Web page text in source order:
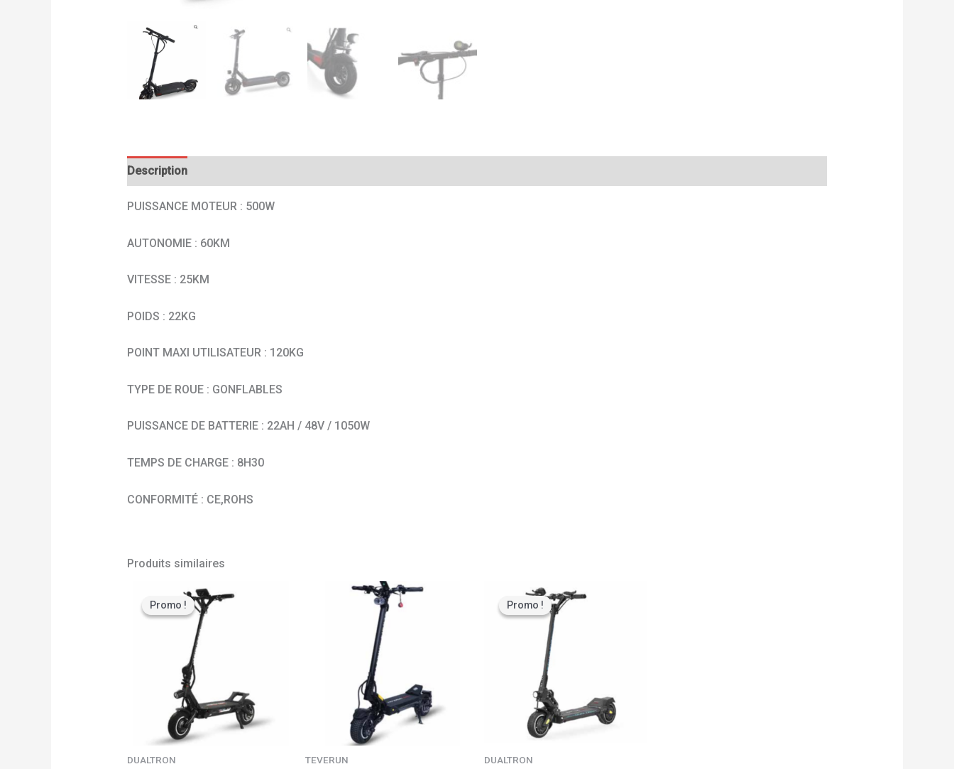
Description
PUISSANCE MOTEUR : 500W
AUTONOMIE : 60KM
VITESSE : 25KM
POIDS : 22KG
POINT MAXI UTILISATEUR : 120KG
TYPE DE ROUE : GONFLABLES
PUISSANCE DE BATTERIE : 22AH / 48V / 1050W
TEMPS DE CHARGE : 8H30
CONFORMITÉ : CE,ROHS
Produits similaires
Promo !
Promo !
DUALTRON
prix
initial
était :
2990,00 €.
prix
TEVERUN
Promo !
Promo !
DUALTRON